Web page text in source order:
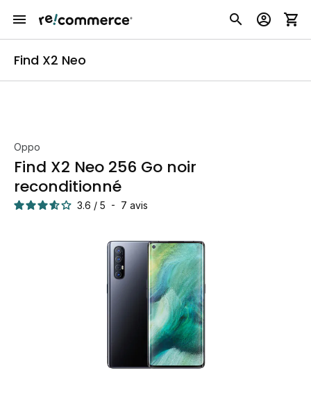
Find X2 Neo
Oppo
Find X2 Neo 256 Go noir
reconditionné
3.6 / 5 - 7 avis